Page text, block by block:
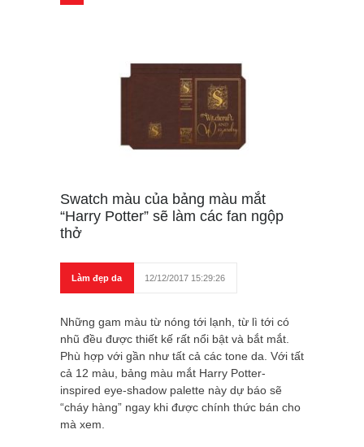
Swatch màu của bảng màu mắt
“Harry Potter” sẽ làm các fan ngộp
thở
Làm đẹp da 12/12/2017 15:29:26
Những gam màu từ nóng tới lạnh, từ lì tới có
nhũ đều được thiết kế rất nổi bật và bắt mắt.
Phù hợp với gần như tất cả các tone da. Với tất
cả 12 màu, bảng màu mắt Harry Potter-
inspired eye-shadow palette này dự báo sẽ
“cháy hàng” ngay khi được chính thức bán cho
mà xem.